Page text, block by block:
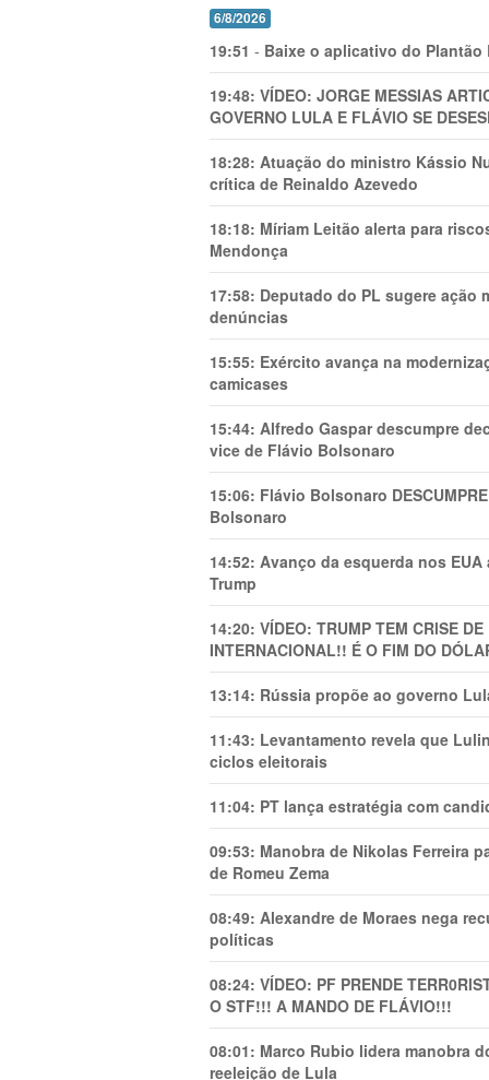
6/8/2026
19:51 - Baixe o aplicativo do Plantão
19:48: VÍDEO: JORGE MESSIAS
GOVERNO LULA E FLÁVIO SE
18:28: Atuação do ministro Kássio
crítica de Reinaldo Azevedo
18:18: Míriam Leitão alerta para
Mendonça
17:58: Deputado do PL sugere ação
denúncias
15:55: Exército avança na
camicases
15:44: Alfredo Gaspar descumpre
vice de Flávio Bolsonaro
15:06: Flávio Bolsonaro
Bolsonaro
14:52: Avanço da esquerda nos
Trump
14:20: VÍDEO: TRUMP TEM CRlSE
INTERNACIONAL!! É O FIM DO
13:14: Rússia propõe ao governo
11:43: Levantamento revela que
ciclos eleitorais
11:04: PT lança estratégia com
09:53: Manobra de Nikolas Ferreira
de Romeu Zema
08:49: Alexandre de Moraes nega
políticas
08:24: VÍDEO: PF PRENDE
O STF!!! A MANDO DE FLÁVIO!!!
08:01: Marco Rubio lidera manobra
reeleição de Lula